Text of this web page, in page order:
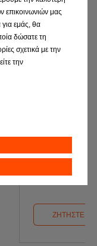
ΖΗΤΗΣΤΕ
επικοινωνιών μας
για εμάς, θα
δώσατε τη
σχετικά με την
την